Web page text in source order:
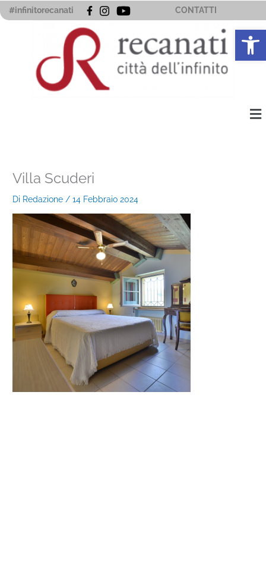
Vai
al
#infinitorecanati CONTATTI
Villa Scuderi
Di Redazione /14 Febbraio 2024
Apri la